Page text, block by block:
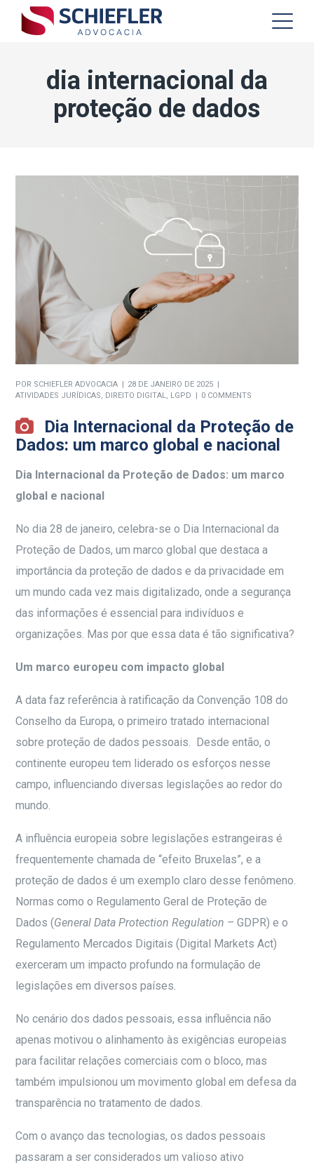
dia internacional da
proteção de dados
POR SCHIEFLER ADVOCACIA
28 DE JANEIRO DE 2025
ATIVIDADES JURÍDICAS, DIREITO DIGITAL, LGPD 0 COMMENTS
Dia Internacional da Proteção de
Dados: um marco global e nacional
Dia Internacional da Proteção de Dados: um marco
global e nacional
No dia 28 de janeiro, celebra-se o Dia Internacional da
Proteção de Dados, um marco global que destaca a
importância da proteção de dados e da privacidade em
um mundo cada vez mais digitalizado, onde a segurança
das informações é essencial para indivíduos e
organizações. Mas por que essa data é tão significativa?
Um marco europeu com impacto global
A data faz referência à ratificação da Convenção 108 do
Conselho da Europa, o primeiro tratado internacional
sobre proteção de dados pessoais. Desde então, o
continente europeu tem liderado os esforços nesse
campo, influenciando diversas legislações ao redor do
mundo.
A influência europeia sobre legislações estrangeiras é
frequentemente chamada de “efeito Bruxelas”, e a
proteção de dados é um exemplo claro desse fenômeno.
Normas como o Regulamento Geral de Proteção de
Dados (General Data Protection Regulation –GDPR) e o
Regulamento Mercados Digitais (Digital Markets Act)
exerceram um impacto profundo na formulação de
legislações em diversos países.
No cenário dos dados pessoais, essa influência não
apenas motivou o alinhamento às exigências europeias
para facilitar relações comerciais com o bloco, mas
também impulsionou um movimento global em defesa da
transparência no tratamento de dados.
Com o avanço das tecnologias, os dados pessoais
passaram a ser considerados um valioso ativo